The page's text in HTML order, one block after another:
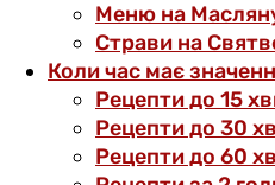
Меню на
Страви на
Коли час має
Рецепти до 15
Рецепти до 30
Рецепти до 60